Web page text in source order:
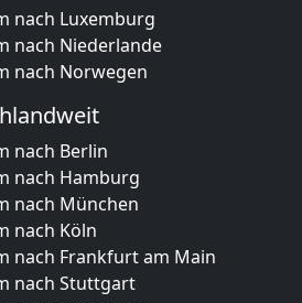
nach Luxemburg
nach Niederlande
nach Norwegen
nach Berlin
nach Hamburg
nach München
nach Köln
nach Frankfurt am Main
nach Stuttgart